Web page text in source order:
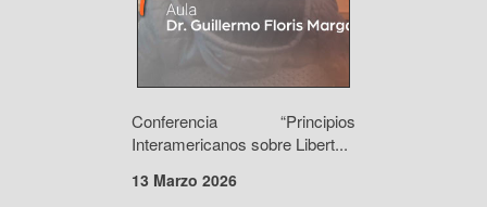
Conferencia “Principios
Interamericanos sobre Libert...
13 Marzo 2026